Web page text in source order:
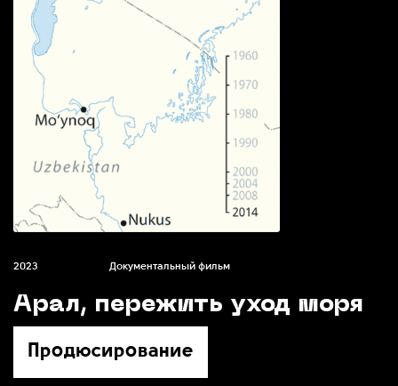
2023 Документальный фильм
Арал, пережить уход моря
Продюсирование